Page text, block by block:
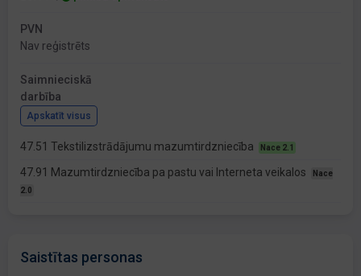
PVN
Nav reģistrēts
Saimnieciskā
darbība
Apskatīt visus
47.51 Tekstilizstrādājumu mazumtirdzniecība Nace 2.1
47.91 Mazumtirdzniecība pa pastu vai Interneta veikalos
Nace
2.0
Saistītas personas